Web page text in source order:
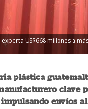
US$668 millones a
plástica
clave
impulsando envíos